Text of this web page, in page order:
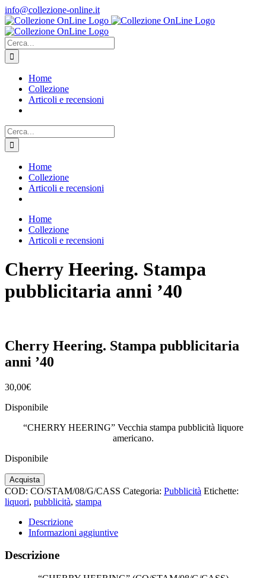
Salta
al
contenuto
info@collezione-online.it
Cerca
per:
Home
Collezione
Articoli e recensioni
Cerca
per:
Home
Collezione
Articoli e recensioni
Home
Collezione
Articoli e recensioni
Cherry Heering. Stampa
pubblicitaria anni ’40
Cherry Heering. Stampa pubblicitaria
anni ’40
30,00€
Disponibile
“CHERRY HEERING” Vecchia stampa pubblicità liquore
americano.
Disponibile
Cherry
Heering.
Stampa
pubblicitaria
anni
Acquista
COD: CO/STAM/08/G/CASS Categoria: Pubblicità Etichette:
liquori, pubblicità, stampa
Descrizione
Informazioni aggiuntive
Descrizione